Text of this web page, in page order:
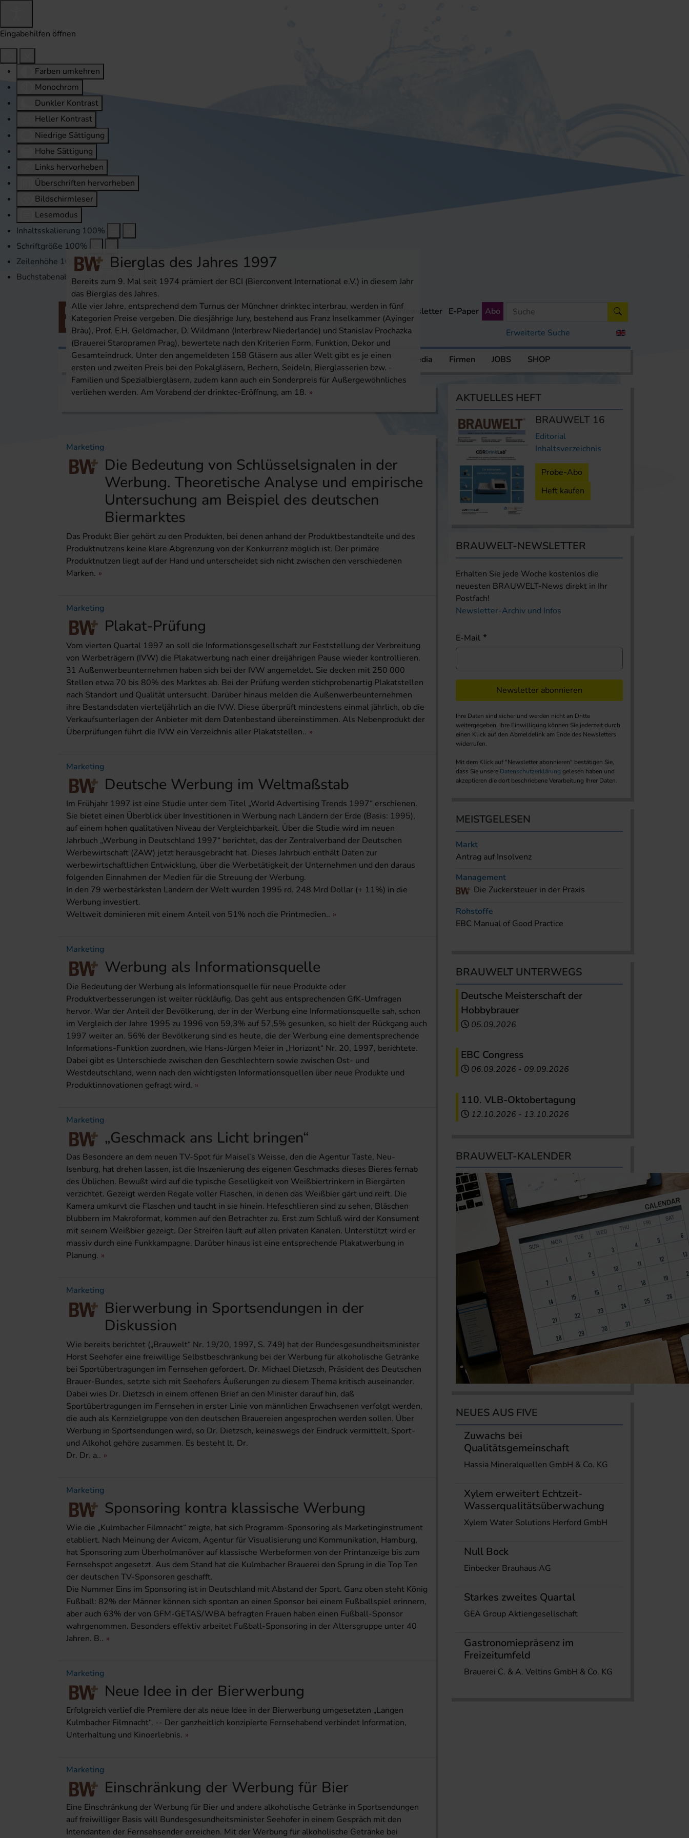
Eingabehilfen öffnen
Farben umkehren
Monochrom
Dunkler Kontrast
Heller Kontrast
Niedrige Sättigung
Hohe Sättigung
Links hervorheben
Überschriften hervorheben
Bildschirmleser
Lesemodus
Inhaltsskalierung 100%
Schriftgröße 100%
Zeilenhöhe 100
%
Buchstabenabstand 100%
Erweiterte Suche
Login Mediadaten Newsletter E-Paper Abo
Themen Veranstaltungen Karriere Mediathek Dossier FIVE Media Firmen JOBS SHOP
Startseite Themen Marketing
Bierglas des Jahres 1997
Bereits zum 9. Mal seit 1974 prämiert der BCI (Bierconvent International e.V.) in diesem Jahr
das Bierglas des Jahres.
Alle vier Jahre, entsprechend dem Turnus der Münchner drinktec interbrau, werden in fünf
Kategorien Preise vergeben. Die diesjährige Jury, bestehend aus Franz Inselkammer (Ayinger
Bräu), Prof. E.H. Geldmacher, D. Wildmann (Interbrew Niederlande) und Stanislav Prochazka
(Brauerei Staropramen Prag), bewertete nach den Kriterien Form, Funktion, Dekor und
Gesamteindruck. Unter den angemeldeten 158 Gläsern aus aller Welt gibt es je einen
ersten und zweiten Preis bei den Pokalgläsern, Bechern, Seideln, Bierglasserien bzw. -
Familien und Spezialbiergläsern, zudem kann auch ein Sonderpreis für Außergewöhnliches
verliehen werden. Am Vorabend der drinktec-Eröffnung, am 18.
Marketing
Die Bedeutung von Schlüsselsignalen in der
Werbung. Theoretische Analyse und empirische
Untersuchung am Beispiel des deutschen
Biermarktes
Das Produkt Bier gehört zu den Produkten, bei denen anhand der Produktbestandteile und des
Produktnutzens keine klare Abgrenzung von der Konkurrenz möglich ist. Der primäre
Produktnutzen liegt auf der Hand und unterscheidet sich nicht zwischen den verschiedenen
Marken.
Marketing
Plakat-Prüfung
Vom vierten Quartal 1997 an soll die Informationsgesellschaft zur Feststellung der Verbreitung
von Werbeträgern (IVW) die Plakatwerbung nach einer dreijährigen Pause wieder kontrollieren.
31 Außenwerbeunternehmen haben sich bei der IVW angemeldet. Sie decken mit 250 000
Stellen etwa 70 bis 80% des Marktes ab. Bei der Prüfung werden stichprobenartig Plakatstellen
nach Standort und Qualität untersucht. Darüber hinaus melden die Außenwerbeunternehmen
ihre Bestandsdaten vierteljährlich an die IVW. Diese überprüft mindestens einmal jährlich, ob die
Verkaufsunterlagen der Anbieter mit dem Datenbestand übereinstimmen. Als Nebenprodukt der
Überprüfungen führt die IVW ein Verzeichnis aller Plakatstellen..
Marketing
Deutsche Werbung im Weltmaßstab
Im Frühjahr 1997 ist eine Studie unter dem Titel „World Advertising Trends 1997“ erschienen.
Sie bietet einen Überblick über Investitionen in Werbung nach Ländern der Erde (Basis: 1995),
auf einem hohen qualitativen Niveau der Vergleichbarkeit. Über die Studie wird im neuen
Jahrbuch „Werbung in Deutschland 1997“ berichtet, das der Zentralverband der Deutschen
Werbewirtschaft (ZAW) jetzt herausgebracht hat. Dieses Jahrbuch enthält Daten zur
werbewirtschaftlichen Entwicklung, über die Werbetätigkeit der Unternehmen und den daraus
folgenden Einnahmen der Medien für die Streuung der Werbung.
In den 79 werbestärksten Ländern der Welt wurden 1995 rd. 248 Mrd Dollar (+ 11%) in die
Werbung investiert.
Weltweit dominieren mit einem Anteil von 51% noch die Printmedien..
Marketing
Werbung als Informationsquelle
Die Bedeutung der Werbung als Informationsquelle für neue Produkte oder
Produktverbesserungen ist weiter rückläufig. Das geht aus entsprechenden GfK-Umfragen
hervor. War der Anteil der Bevölkerung, der in der Werbung eine Informationsquelle sah, schon
im Vergleich der Jahre 1995 zu 1996 von 59,3% auf 57,5% gesunken, so hielt der Rückgang auch
1997 weiter an. 56% der Bevölkerung sind es heute, die der Werbung eine dementsprechende
Informations-Funktion zuordnen, wie Hans-Jürgen Meier in „Horizont“ Nr. 20, 1997, berichtete.
Dabei gibt es Unterschiede zwischen den Geschlechtern sowie zwischen Ost- und
Westdeutschland, wenn nach den wichtigsten Informationsquellen über neue Produkte und
Produktinnovationen gefragt wird.
Marketing
„Geschmack ans Licht bringen“
Das Besondere an dem neuen TV-Spot für Maisel’s Weisse, den die Agentur Taste, Neu-
Isenburg, hat drehen lassen, ist die Inszenierung des eigenen Geschmacks dieses Bieres fernab
des Üblichen. Bewußt wird auf die typische Geselligkeit von Weißbiertrinkern in Biergärten
verzichtet. Gezeigt werden Regale voller Flaschen, in denen das Weißbier gärt und reift. Die
Kamera umkurvt die Flaschen und taucht in sie hinein. Hefeschlieren sind zu sehen, Bläschen
blubbern im Makroformat, kommen auf den Betrachter zu. Erst zum Schluß wird der Konsument
mit seinem Weißbier gezeigt. Der Streifen läuft auf allen privaten Kanälen. Unterstützt wird er
massiv durch eine Funkkampagne. Darüber hinaus ist eine entsprechende Plakatwerbung in
Planung.
Marketing
Bierwerbung in Sportsendungen in der
Diskussion
Wie bereits berichtet („Brauwelt“ Nr. 19/20, 1997, S. 749) hat der Bundesgesundheitsminister
Horst Seehofer eine freiwillige Selbstbeschränkung bei der Werbung für alkoholische Getränke
bei Sportübertragungen im Fernsehen gefordert. Dr. Michael Dietzsch, Präsident des Deutschen
Brauer-Bundes, setzte sich mit Seehofers Äußerungen zu diesem Thema kritisch auseinander.
Dabei wies Dr. Dietzsch in einem offenen Brief an den Minister darauf hin, daß
Sportübertragungen im Fernsehen in erster Linie von männlichen Erwachsenen verfolgt werden,
die auch als Kernzielgruppe von den deutschen Brauereien angesprochen werden sollen. Über
Werbung in Sportsendungen wird, so Dr. Dietzsch, keineswegs der Eindruck vermittelt, Sport-
und Alkohol gehöre zusammen. Es besteht lt. Dr.
Dr. Dr. a..
Marketing
Sponsoring kontra klassische Werbung
Wie die „Kulmbacher Filmnacht“ zeigte, hat sich Programm-Sponsoring als Marketinginstrument
etabliert. Nach Meinung der Avicom, Agentur für Visualisierung und Kommunikation, Hamburg,
hat Sponsoring zum Überholmanöver auf klassische Werbeformen von der Printanzeige bis zum
Fernsehspot angesetzt. Aus dem Stand hat die Kulmbacher Brauerei den Sprung in die Top Ten
der deutschen TV-Sponsoren geschafft.
Die Nummer Eins im Sponsoring ist in Deutschland mit Abstand der Sport. Ganz oben steht König
Fußball: 82% der Männer können sich spontan an einen Sponsor bei einem Fußballspiel erinnern,
aber auch 63% der von GFM-GETAS/WBA befragten Frauen haben einen Fußball-Sponsor
wahrgenommen. Besonders effektiv arbeitet Fußball-Sponsoring in der Altersgruppe unter 40
Jahren. B..
Marketing
Neue Idee in der Bierwerbung
Erfolgreich verlief die Premiere der als neue Idee in der Bierwerbung umgesetzten „Langen
Kulmbacher Filmnacht“. -- Der ganzheitlich konzipierte Fernsehabend verbindet Information,
Unterhaltung und Kinoerlebnis.
Marketing
Einschränkung der Werbung für Bier
Eine Einschränkung der Werbung für Bier und andere alkoholische Getränke in Sportsendungen
auf freiwilliger Basis will Bundesgesundheitsminister Seehofer in einem Gespräch mit den
Intendanten der Fernsehsender erreichen. Mit der Werbung für alkoholische Getränke bei
AKTUELLES HEFT
BRAUWELT 16
Editorial
Inhaltsverzeichnis
Probe-Abo
Heft kaufen
BRAUWELT-NEWSLETTER
Erhalten Sie jede Woche kostenlos die
neuesten BRAUWELT-News direkt in Ihr
Postfach!
Newsletter-Archiv und Infos
E-Mail
Newsletter abonnieren
Ihre Daten sind sicher und werden nicht an Dritte
weitergegeben. Ihre Einwilligung können Sie jederzeit durch
einen Klick auf den Abmeldelink am Ende des Newsletters
widerrufen.
Mit dem Klick auf "Newsletter abonnieren" bestätigen Sie,
dass Sie unsere Datenschutzerklärung gelesen haben und
akzeptieren die dort beschriebene Verarbeitung Ihrer Daten.
MEISTGELESEN
Markt
Antrag auf Insolvenz
Management
Die Zuckersteuer in der Praxis
Rohstoffe
EBC Manual of Good Practice
BRAUWELT UNTERWEGS
Deutsche Meisterschaft der
Hobbybrauer
05.09.2026
EBC Congress
06.09.2026 - 09.09.2026
110. VLB-Oktobertagung
12.10.2026 - 13.10.2026
BRAUWELT-KALENDER
NEUES AUS FIVE
Zuwachs bei
Qualitätsgemeinschaft
Hassia Mineralquellen GmbH & Co. KG
Xylem erweitert Echtzeit-
Wasserqualitätsüberwachung
Xylem Water Solutions Herford GmbH
Null Bock
Einbecker Brauhaus AG
Starkes zweites Quartal
GEA Group Aktiengesellschaft
Gastronomiepräsenz im
Freizeitumfeld
Brauerei C. & A. Veltins GmbH & Co. KG